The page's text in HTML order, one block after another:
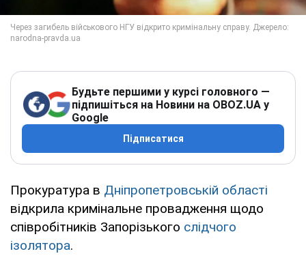
Будьте першими у курсі головного —
підпишіться на Новини на OBOZ.UA у
Google
Підписатися
Прокуратура в Дніпропетровській області
відкрила кримінальне провадження щодо
співробітників Запорізького слідчого
ізолятора.